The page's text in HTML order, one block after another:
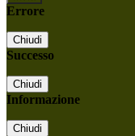
Errore
Chiudi
Successo
Chiudi
Informazione
Chiudi